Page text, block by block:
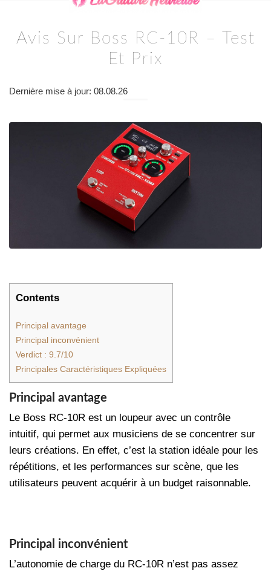
Avis Sur Boss RC-10R – Test
Et Prix
Dernière mise à jour: 08.08.26
Contents
Principal avantage
Principal inconvénient
Verdict : 9.7/10
Principales Caractéristiques Expliquées
Principal avantage
Le Boss RC-10R est un loupeur avec un contrôle
intuitif, qui permet aux musiciens de se concentrer sur
leurs créations. En effet, c’est la station idéale pour les
répétitions, et les performances sur scène, que les
utilisateurs peuvent acquérir à un budget raisonnable.
Principal inconvénient
L’autonomie de charge du RC-10R n’est pas assez